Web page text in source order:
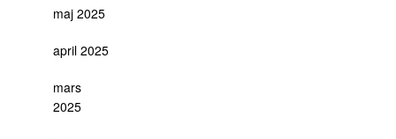
maj 2025
april 2025
mars
2025